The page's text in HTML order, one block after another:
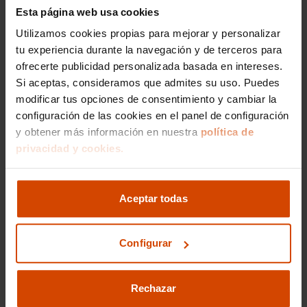
Esta página web usa cookies
Utilizamos cookies propias para mejorar y personalizar
tu experiencia durante la navegación y de terceros para
ofrecerte publicidad personalizada basada en intereses.
Si aceptas, consideramos que admites su uso. Puedes
modificar tus opciones de consentimiento y cambiar la
configuración de las cookies en el panel de configuración
y obtener más información en nuestra política de
privacidad y cookies.
Aceptar todas
Configurar
Rechazar
embrague, garantizando cambios de marcha
rápidos y precisos. Todos nuestros coches pasan
por un riguroso proceso de revisión para
ofrecerte las mejores opciones del mercado.
Precio medio de los
Cupra Ateca de
segunda mano en
Granada
En la vibrante ciudad de Granada, el mercado
de coches de ocasión ofrece una amplia
Cupra Ateca. Este SUV de alto
rendimiento es ideal tanto para las carreteras
Actualmente, el precio medio de un